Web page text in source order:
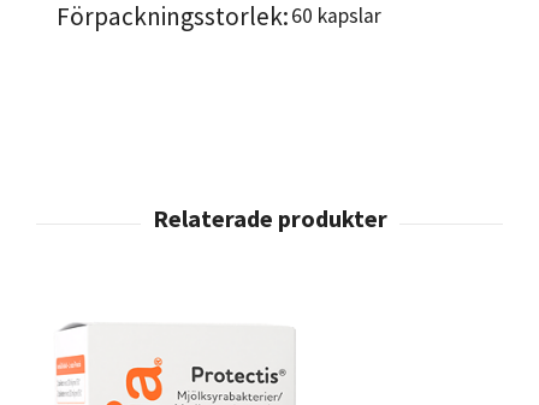
Förpackningsstorlek:60 kapslar